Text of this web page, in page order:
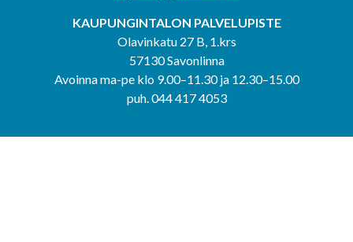
KAUPUNGINTALON PALVELUPISTE
Olavinkatu 27 B, 1.krs
57130 Savonlinna
Avoinna ma-pe klo 9.00–11.30 ja 12.30–15.00
puh. 044 417 4053